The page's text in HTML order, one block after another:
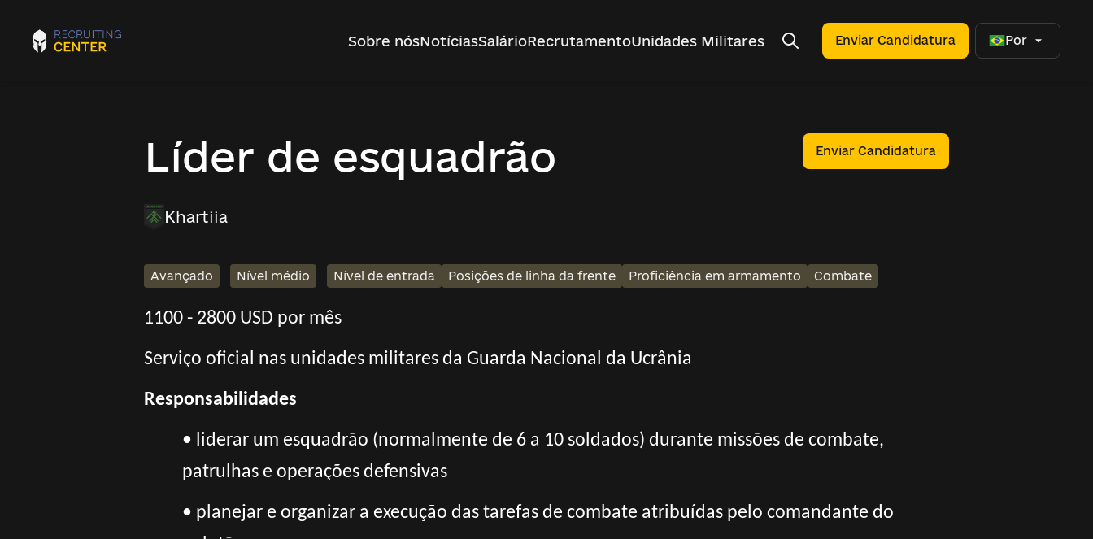
Sobre nósNotíciasSalárioRecrutamentoUnidades Militares Enviar Candidatura Por
Líder de esquadrão Enviar Candidatura
Khartiia
Avançado Nível médio Nível de entrada Posições de linha da frente Proficiência em armamento Combate
1100 - 2800 USD por mês
Serviço oficial nas unidades militares da Guarda Nacional da Ucrânia
Responsabilidades
• liderar um esquadrão (normalmente de 6 a 10 soldados) durante missões de combate,
patrulhas e operações defensivas
• planejar e organizar a execução das tarefas de combate atribuídas pelo comandante do